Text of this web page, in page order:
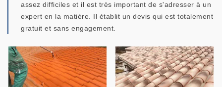
assez difficiles et il est très important de s'adresser à un
expert en la matière. Il établit un devis qui est totalement
gratuit et sans engagement.